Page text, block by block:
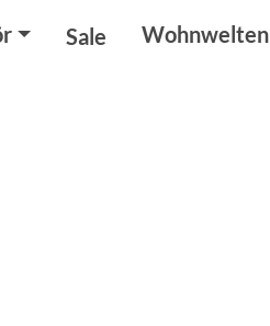
Sale Wohnwelten